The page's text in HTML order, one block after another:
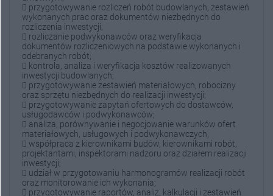
 przygotowywanie rozliczeń robót budowlanych, zestawień
wykonanych prac oraz dokumentów niezbędnych do
rozliczenia inwestycji;
 rozliczanie podwykonawców oraz weryfikacja
dokumentów rozliczeniowych na podstawie wykonanych i
odebranych robót;
 kontrola, analiza i weryfikacja kosztów realizowanych
inwestycji budowlanych;
 przygotowywanie zestawień materiałowych, robocizny
oraz sprzętu niezbędnych do realizacji inwestycji;
 przygotowywanie zapytań ofertowych do dostawców,
usługodawców i podwykonawców;
 analiza, porównywanie i negocjowanie warunków ofert
materiałowych, usługowych i podwykonawczych;
 współpraca z kierownikami budów, kierownikami robót,
projektantami, inspektorami nadzoru oraz działem realizacji
inwestycji;
 udział w przygotowaniu harmonogramów realizacji robót
oraz monitorowanie ich wykonania;
 przygotowywanie raportów, analiz, kalkulacji i zestawień